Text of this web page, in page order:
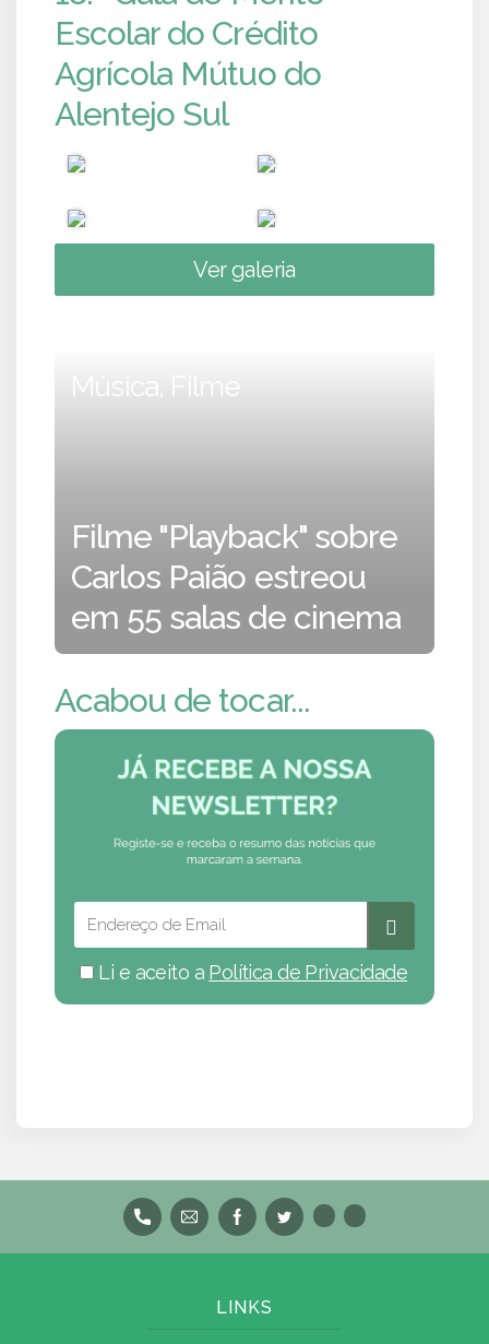
Escolar do Crédito
Agrícola Mútuo do
Alentejo Sul
Ver galeria
Música, Filme
Filme "Playback" sobre
Carlos Paião estreou
em 55 salas de cinema
Acabou de tocar...
Li e aceito a Política de Privacidade
LINKS